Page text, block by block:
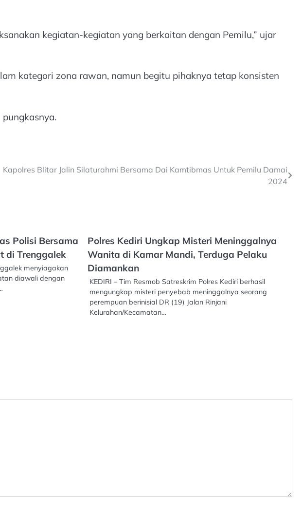
kegiatan-kegiatan yang berkaitan dengan Pemilu,” ujar
kategori zona rawan, namun begitu pihaknya tetap konsisten
Kapolres Blitar Jalin Silaturahmi Bersama Dai Kamtibmas Untuk Pemilu Damai
2024
Polisi Bersama
di Trenggalek
menyiagakan
diawali dengan
Polres Kediri Ungkap Misteri Meninggalnya
Wanita di Kamar Mandi, Terduga Pelaku
Diamankan
KEDIRI – Tim Resmob Satreskrim Polres Kediri berhasil
mengungkap misteri penyebab meninggalnya seorang
perempuan berinisial DR (19) Jalan Rinjani
Kelurahan/Kecamatan…